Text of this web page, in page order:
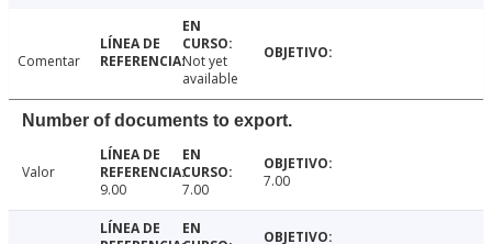
Comentar
Not yet
available
Number of documents to export.
Valor
9.00
7.00 7.00